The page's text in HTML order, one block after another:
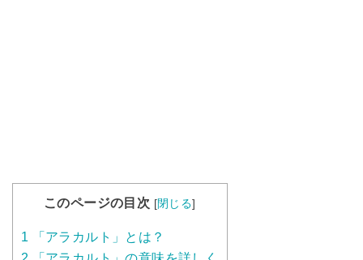
このページの目次 [閉じる]
1 「アラカルト」とは？